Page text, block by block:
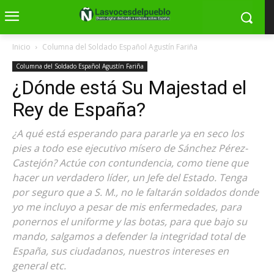
Inicio Columna del Soldado Español Agustín Fariña
Columna del Soldado Español Agustín Fariña
¿Dónde está Su Majestad el
Rey de España?
¿A qué está esperando para pararle ya en seco los
pies a todo ese ejecutivo mísero de Sánchez Pérez-
Castejón? Actúe con contundencia, como tiene que
hacer un verdadero líder, un Jefe del Estado. Tenga
por seguro que a S. M., no le faltarán soldados donde
yo me incluyo a pesar de mis enfermedades, para
ponernos el uniforme y las botas, para que bajo su
mando, salgamos a defender la integridad total de
España, sus ciudadanos, nuestros intereses en
general etc.